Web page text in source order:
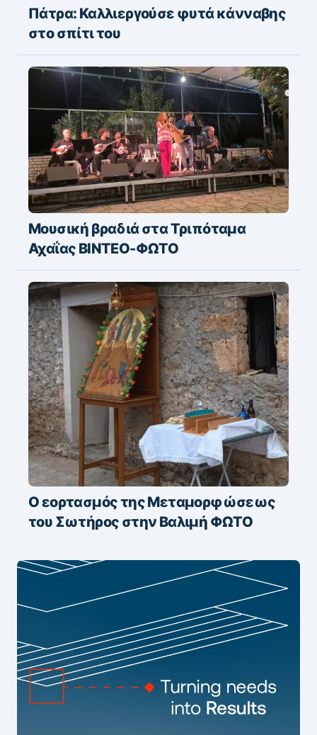
Πάτρα: Καλλιεργούσε φυτά κάνναβης
στο σπίτι του
Μουσική βραδιά στα Τριπόταμα
Αχαΐας ΒΙΝΤΕΟ-ΦΩΤΟ
Ο εορτασμός της Μεταμορφώσεως
του Σωτήρος στην Βαλιμή ΦΩΤΟ